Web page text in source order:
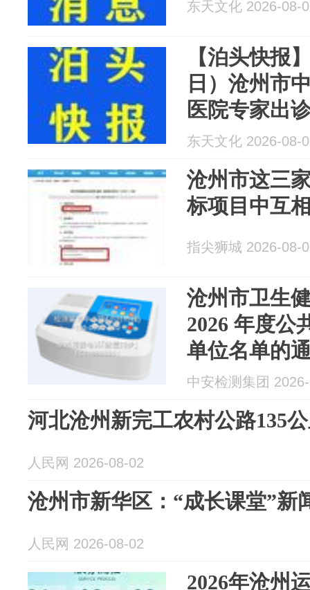
东天文化 2026-08-
【泊头快报
日）沧州市
医院专家出
东天文化 2026-08-
沧州市这三
标项目中互
指尖狮城 2026-08-
沧州市卫生
2026 年度公
单位名单的
中安检测集团
河北沧州新完工农村公路135
人民网 2026-08-02
沧州市新华区：“成长课堂”新
人民网 2026-08-02
2026年沧州